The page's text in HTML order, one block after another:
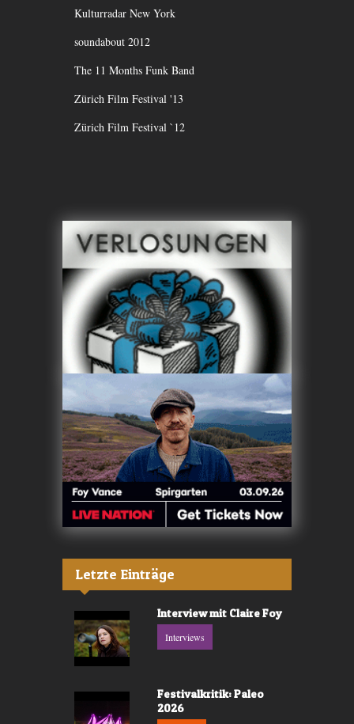
Kulturradar New York
soundabout 2012
The 11 Months Funk Band
Zürich Film Festival '13
Zürich Film Festival `12
Letzte Einträge
Interview mit Claire Foy
Interviews
Festivalkritik: Paleo
2026